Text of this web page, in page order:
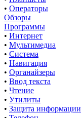
• Операторы
Обзоры
Программы
• Интернет
• Мультимедиа
• Система
• Навигация
• Органайзеры
• Ввод текста
• Чтение
• Утилиты
• Защита информации